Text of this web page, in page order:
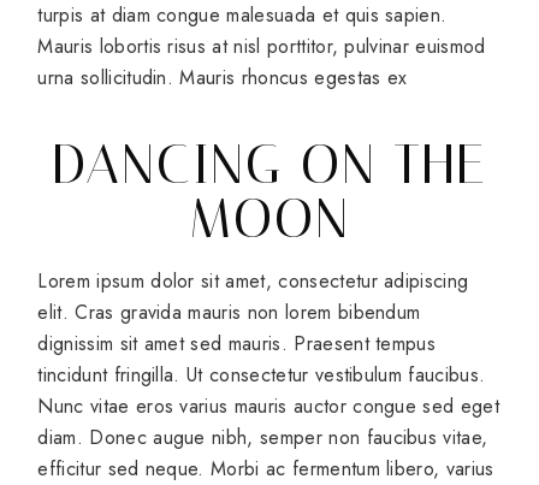
turpis at diam congue malesuada et quis sapien.
Mauris lobortis risus at nisl porttitor, pulvinar euismod
urna sollicitudin. Mauris rhoncus egestas ex
DANCING ON THE
MOON
Lorem ipsum dolor sit amet, consectetur adipiscing
elit. Cras gravida mauris non lorem bibendum
dignissim sit amet sed mauris. Praesent tempus
tincidunt fringilla. Ut consectetur vestibulum faucibus.
Nunc vitae eros varius mauris auctor congue sed eget
diam. Donec augue nibh, semper non faucibus vitae,
efficitur sed neque. Morbi ac fermentum libero, varius